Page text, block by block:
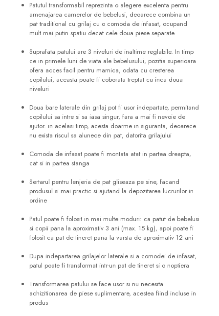
Patutul transformabil reprezinta o alegere excelenta pentru
amenajarea camerelor de bebelusi, deoarece combina un
pat traditional cu grilaj cu o comoda de infasat, ocupand
mult mai putin spatiu decat cele doua piese separate
Suprafata patului are 3 niveluri de inaltime reglabile. In timp
ce in primele luni de viata ale bebelusului, pozitia superioara
ofera acces facil pentru mamica, odata cu cresterea
copilului, aceasta poate fi coborata treptat cu inca doua
niveluri
Doua bare laterale din grilaj pot fi usor indepartate, permitand
copilului sa intre si sa iasa singur, fara a mai fi nevoie de
ajutor. in acelasi timp, acesta doarme in siguranta, deoarece
nu exista riscul sa alunece din pat, datorita grilajului
Comoda de infasat poate fi montata atat in partea dreapta,
cat si in partea stanga
Sertarul pentru lenjeria de pat gliseaza pe sine, facand
produsul si mai practic si ajutand la depozitarea lucrurilor in
ordine
Patul poate fi folosit in mai multe moduri: ca patut de bebelusi
si copii pana la aproximativ 3 ani (max. 15 kg), apoi poate fi
folosit ca pat de tineret pana la varsta de aproximativ 12 ani
Dupa indepartarea grilajelor laterale si a comodei de infasat,
patul poate fi transformat intr-un pat de tineret si o noptiera
Transformarea patului se face usor si nu necesita
achizitionarea de piese suplimentare, acestea fiind incluse in
produs